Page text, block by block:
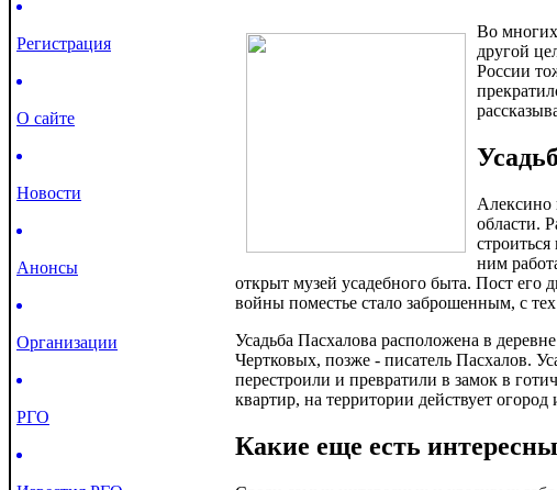
Регистрация
О сайте
Новости
Анонсы
Организации
РГО
Во
другой
России
Алексино
области.
ним
открыт музей усадебного быта. Пост
войны поместье стало заброшенным, с
Усадьба Пасхалова расположена в
Чертковых, позже - писатель Пасхалов.
перестроили и превратили в замок в
квартир, на территории действует огород
Какие еще есть